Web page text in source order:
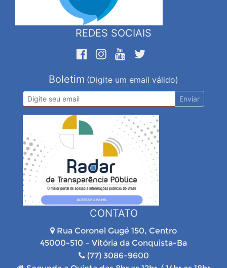
REDES SOCIAIS
Boletim (Digite um email válido)
Enviar
CONTATO
Rua Coronel Gugé 150, Centro
45000-510 – Vitória da Conquista-Ba
(77) 3086-9600